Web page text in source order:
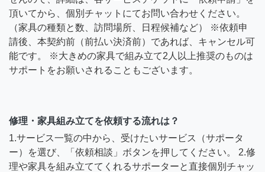
頂いてから、個別チャットにてお問い合わせください。
（家具の種類と数、訪問場所、日程候補など） ※依頼申
請後、本契約前（前払い決済前）であれば、キャンセル可
能です。 ※大きめの家具で組み立て2人以上推奨のものは
サポートをお願いされることもございます。
修理・家具組み立てを依頼する流れは？
1.サービス一覧の中から、受けたいサービス（サポータ
ー）を選び、「依頼相談」ボタンを押してください。 2.修
理や家具を組み立ててくれるサポーターと直接個別チャッ